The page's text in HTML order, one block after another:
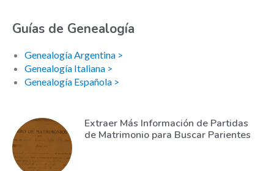
Guías de Genealogía
Genealogía Argentina >
Genealogía Italiana >
Genealogía Española >
Extraer Más Información de Partidas
de Matrimonio para Buscar Parientes